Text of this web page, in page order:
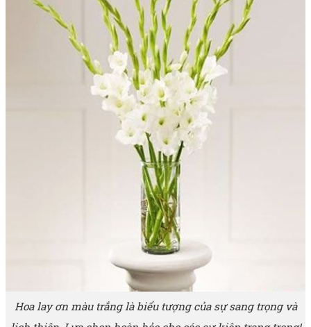
Hoa lay ơn màu trắng là biểu tượng của sự sang trọng và